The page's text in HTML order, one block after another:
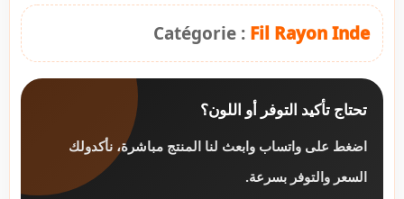
Catégorie : Fil Rayon Inde
تحتاج تأكيد التوفر أو اللون؟
اضغط على واتساب وابعث لنا المنتج مباشرة، نأكدولك
السعر والتوفر بسرعة.